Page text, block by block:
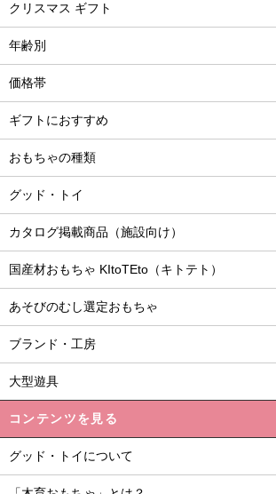
クリスマス ギフト
年齢別
価格帯
ギフトにおすすめ
おもちゃの種類
グッド・トイ
カタログ掲載商品（施設向け）
国産材おもちゃ KItoTEto（キトテト）
あそびのむし選定おもちゃ
ブランド・工房
大型遊具
コンテンツを見る
グッド・トイについて